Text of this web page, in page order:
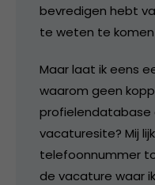
bevredigen hebt
te weten te
Maar laat ik eens
waarom geen
profielendatabase
vacaturesite? Mij
telefoonnummer
de vacature waar